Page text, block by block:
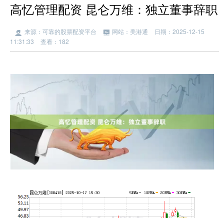
高忆管理配资 昆仑万维：独立董事辞职
来源：可靠的股票配资平台 网站：美港通
日期：2025-12-15
11:31:33
查看：182